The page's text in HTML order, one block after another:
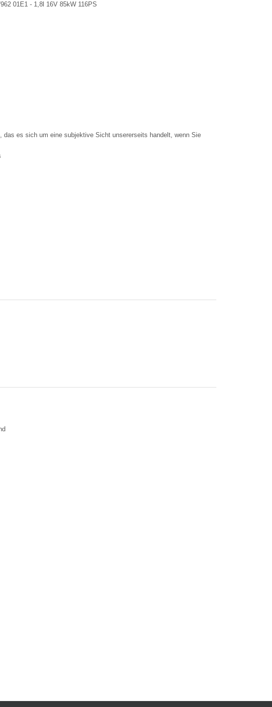
01E1 - 1,8l 16V 85kW 116PS
es sich um eine subjektive Sicht unsererseits handelt, wenn Sie